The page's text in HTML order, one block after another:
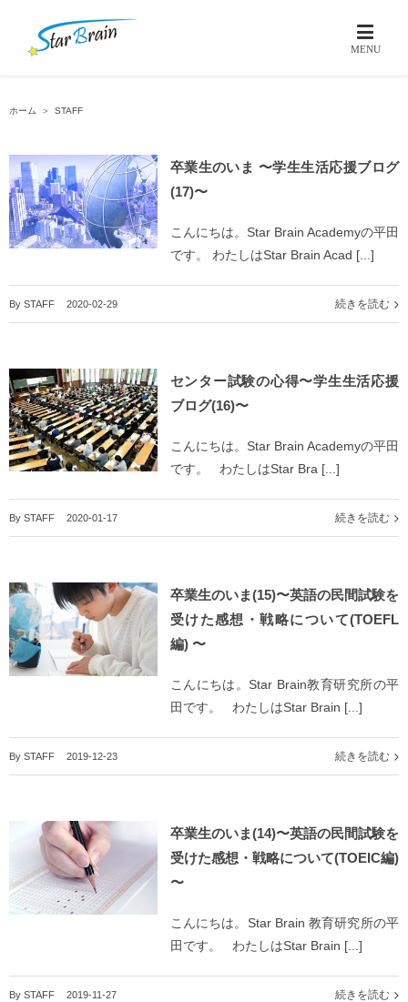
ホーム ＞ STAFF
卒業生のいま 〜学生生活応援ブログ
(17)〜
こんにちは。Star Brain Academyの平田
です。 わたしはStar Brain Acad [...]
By STAFF 2020-02-29 続きを読む
センター試験の心得〜学生生活応援
ブログ(16)〜
こんにちは。Star Brain Academyの平田
です。 わたしはStar Bra [...]
By STAFF 2020-01-17 続きを読む
卒業生のいま(15)〜英語の民間試験を
受けた感想・戦略について(TOEFL
編) 〜
こんにちは。Star Brain教育研究所の平
田です。 わたしはStar Brain [...]
By STAFF 2019-12-23 続きを読む
卒業生のいま(14)〜英語の民間試験を
受けた感想・戦略について(TOEIC編)
〜
こんにちは。Star Brain 教育研究所の平
田です。 わたしはStar Brain [...]
By STAFF 2019-11-27 続きを読む